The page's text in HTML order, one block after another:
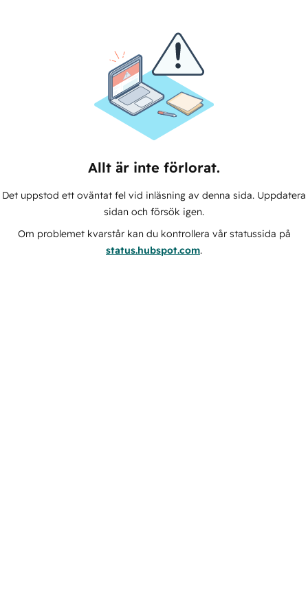
Allt är inte förlorat.
Det uppstod ett oväntat fel vid inläsning av denna sida. Uppdatera
sidan och försök igen.
Om problemet kvarstår kan du kontrollera vår statussida på
status.hubspot.com.